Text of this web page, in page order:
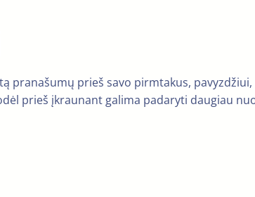
pranašumų prieš savo pirmtakus,
prieš įkraunant galima padaryti daugiau